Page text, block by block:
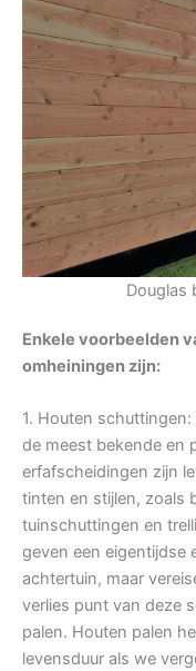
Douglas
Enkele voorbeelden
omheiningen zijn:
1. Houten
de meest bekende en
erfafscheidingen zijn
tinten en stijlen, zoals
tuinschuttingen en
geven een eigentijdse
achtertuin, maar
verlies punt van deze
palen. Houten palen
levensduur als we